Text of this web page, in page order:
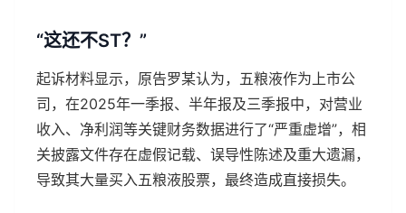
“这还不ST？”
起诉材料显示，原告罗某认为，五粮液作为上市公
司，在2025年一季报、半年报及三季报中，对营业
收入、净利润等关键财务数据进行了“严重虚增”，相
关披露文件存在虚假记载、误导性陈述及重大遗漏，
导致其大量买入五粮液股票，最终造成直接损失。